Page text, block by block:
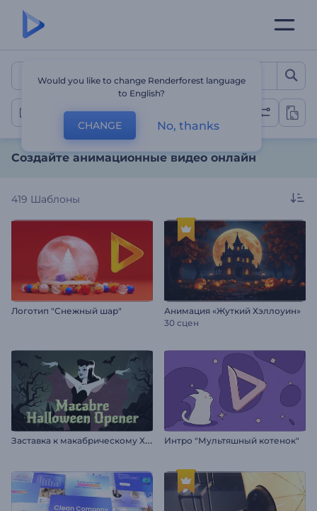
Создайте
Анимация
Создайте анимационные видео онлайн
419 Шаблоны
Логотип "Снежный шар"
Анимация «Жуткий Хэллоуин»
30 сцен
З
аставка к макабрическому Хэллоуину Интро "Мультяшный котенок"
Would you like to change Renderforest language
to English?
CHANGE No, thanks